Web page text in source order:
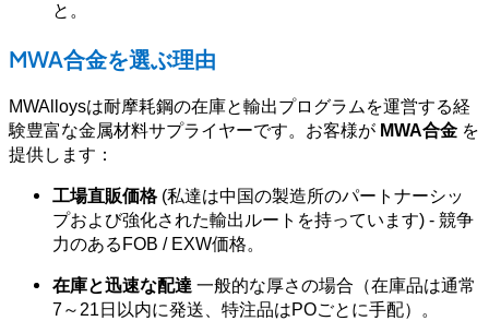
と。
MWA合金を選ぶ理由
MWAlloysは耐摩耗鋼の在庫と輸出プログラムを運営する経
験豊富な金属材料サプライヤーです。お客様が MWA合金 を
提供します：
工場直販価格(私達は中国の製造所のパートナーシッ
プおよび強化された輸出ルートを持っています) - 競争
力のあるFOB / EXW価格。
在庫と迅速な配達 一般的な厚さの場合（在庫品は通常
7～21日以内に発送、特注品はPOごとに手配）。